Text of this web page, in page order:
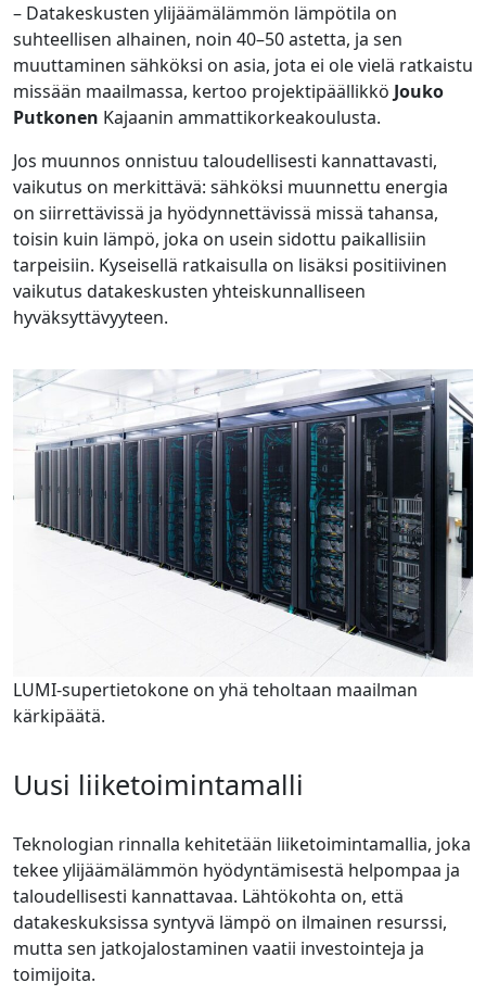
– Datakeskusten ylijäämälämmön lämpötila on
suhteellisen alhainen, noin 40–50 astetta, ja sen
muuttaminen sähköksi on asia, jota ei ole vielä ratkaistu
missään maailmassa, kertoo projektipäällikkö Jouko
Putkonen Kajaanin ammattikorkeakoulusta.
Jos muunnos onnistuu taloudellisesti kannattavasti,
vaikutus on merkittävä: sähköksi muunnettu energia
on siirrettävissä ja hyödynnettävissä missä tahansa,
toisin kuin lämpö, joka on usein sidottu paikallisiin
tarpeisiin. Kyseisellä ratkaisulla on lisäksi positiivinen
vaikutus datakeskusten yhteiskunnalliseen
hyväksyttävyyteen.
LUMI-supertietokone on yhä teholtaan maailman
kärkipäätä.
Uusi liiketoimintamalli
Teknologian rinnalla kehitetään liiketoimintamallia, joka
tekee ylijäämälämmön hyödyntämisestä helpompaa ja
taloudellisesti kannattavaa. Lähtökohta on, että
datakeskuksissa syntyvä lämpö on ilmainen resurssi,
mutta sen jatkojalostaminen vaatii investointeja ja
toimijoita.